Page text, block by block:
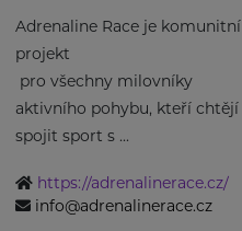
Adrenaline Race je komunitní
projekt
pro všechny milovníky
aktivního pohybu, kteří chtějí
spojit sport s ...
https://adrenalinerace.cz/
info@adrenalinerace.cz